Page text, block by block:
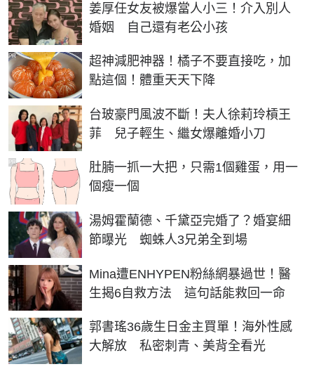
姜厚任女友被爆當人小三！介入別人
婚姻 自己還有老公小孩
超神減肥神器！橘子不要直接吃，加
點這個！體重天天下降
PR
台玻豪門風波不斷！夫人徐莉玲槓王
菲 兒子輕生、繼女爆離婚小刀
肚腩一抓一大把，只需1個雞蛋，用一
個瘦一個
PR
湯姆霍蘭德、千黛亞完婚了？婚宴細
節曝光 蜘蛛人3兄弟全到場
Mina遭ENHYPEN粉絲網暴過世！醫
生揭6自救方法 這句話能救回一命
郭書瑤36歲生日金主買單！海外性感
大解放 私密刺青、美背全看光